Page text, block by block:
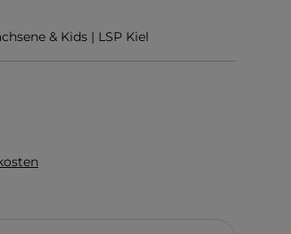
& Kids | LSP Kiel